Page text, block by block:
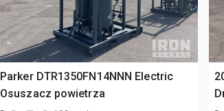
Parker DTR1350FN14NNN Electric
Osuszacz powietrza